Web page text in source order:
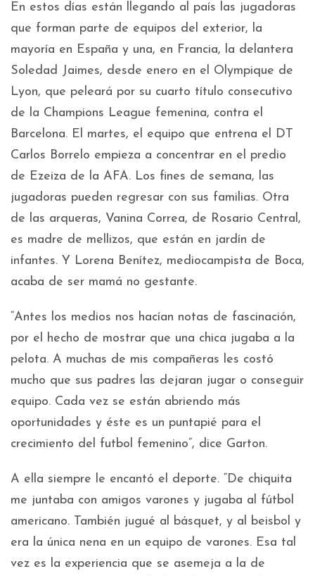
En estos días están llegando al país las jugadoras
que forman parte de equipos del exterior, la
mayoría en España y una, en Francia, la delantera
Soledad Jaimes, desde enero en el Olympique de
Lyon, que peleará por su cuarto título consecutivo
de la Champions League femenina, contra el
Barcelona. El martes, el equipo que entrena el DT
Carlos Borrelo empieza a concentrar en el predio
de Ezeiza de la AFA. Los fines de semana, las
jugadoras pueden regresar con sus familias. Otra
de las arqueras, Vanina Correa, de Rosario Central,
es madre de mellizos, que están en jardín de
infantes. Y Lorena Benítez, mediocampista de Boca,
acaba de ser mamá no gestante.
“Antes los medios nos hacían notas de fascinación,
por el hecho de mostrar que una chica jugaba a la
pelota. A muchas de mis compañeras les costó
mucho que sus padres las dejaran jugar o conseguir
equipo. Cada vez se están abriendo más
oportunidades y éste es un puntapié para el
crecimiento del futbol femenino”, dice Garton.
A ella siempre le encantó el deporte. “De chiquita
me juntaba con amigos varones y jugaba al fútbol
americano. También jugué al básquet, y al beisbol y
era la única nena en un equipo de varones. Esa tal
vez es la experiencia que se asemeja a la de